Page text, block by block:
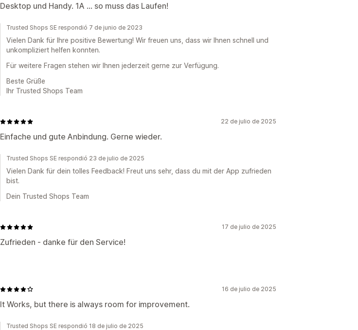
Desktop und Handy. 1A ... so muss das Laufen!
Trusted Shops SE respondió 7 de junio de 2023
Vielen Dank für Ihre positive Bewertung! Wir freuen uns, dass wir Ihnen schnell und
unkompliziert helfen konnten.
Für weitere Fragen stehen wir Ihnen jederzeit gerne zur Verfügung.
Beste Grüße
Ihr Trusted Shops Team
22 de julio de 2025
Einfache und gute Anbindung. Gerne wieder.
Trusted Shops SE respondió 23 de julio de 2025
Vielen Dank für dein tolles Feedback! Freut uns sehr, dass du mit der App zufrieden
bist.
Dein Trusted Shops Team
17 de julio de 2025
Zufrieden - danke für den Service!
16 de julio de 2025
It Works, but there is always room for improvement.
Trusted Shops SE respondió 18 de julio de 2025